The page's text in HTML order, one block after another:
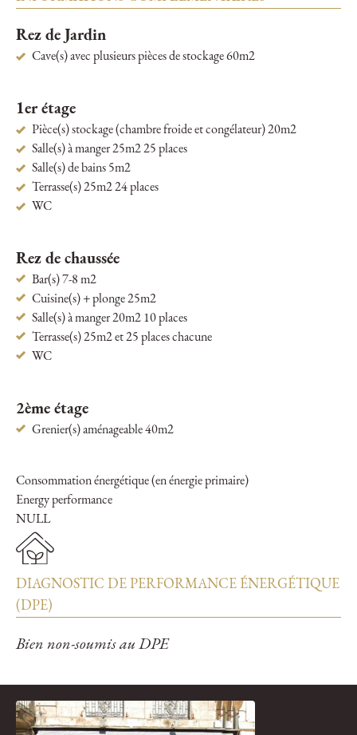
Rez de Jardin
Cave(s) avec plusieurs pièces de stockage 60m2
1er étage
Pièce(s) stockage (chambre froide et congélateur) 20m2
Salle(s) à manger 25m2 25 places
Salle(s) de bains 5m2
Terrasse(s) 25m2 24 places
WC
Rez de chaussée
Bar(s) 7-8 m2
Cuisine(s) + plonge 25m2
Salle(s) à manger 20m2 10 places
Terrasse(s) 25m2 et 25 places chacune
WC
2ème étage
Grenier(s) aménageable 40m2
Consommation énergétique (en énergie primaire)
Energy performance
NULL
DIAGNOSTIC DE PERFORMANCE ÉNERGÉTIQUE
(DPE)
Bien non-soumis au DPE